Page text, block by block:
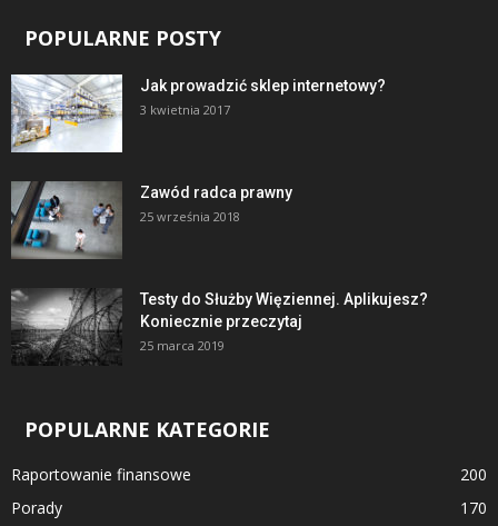
POPULARNE POSTY
Jak prowadzić sklep internetowy?
3 kwietnia 2017
Zawód radca prawny
25 września 2018
Testy do Służby Więziennej. Aplikujesz?
Koniecznie przeczytaj
25 marca 2019
POPULARNE KATEGORIE
Raportowanie finansowe
200
Porady
170